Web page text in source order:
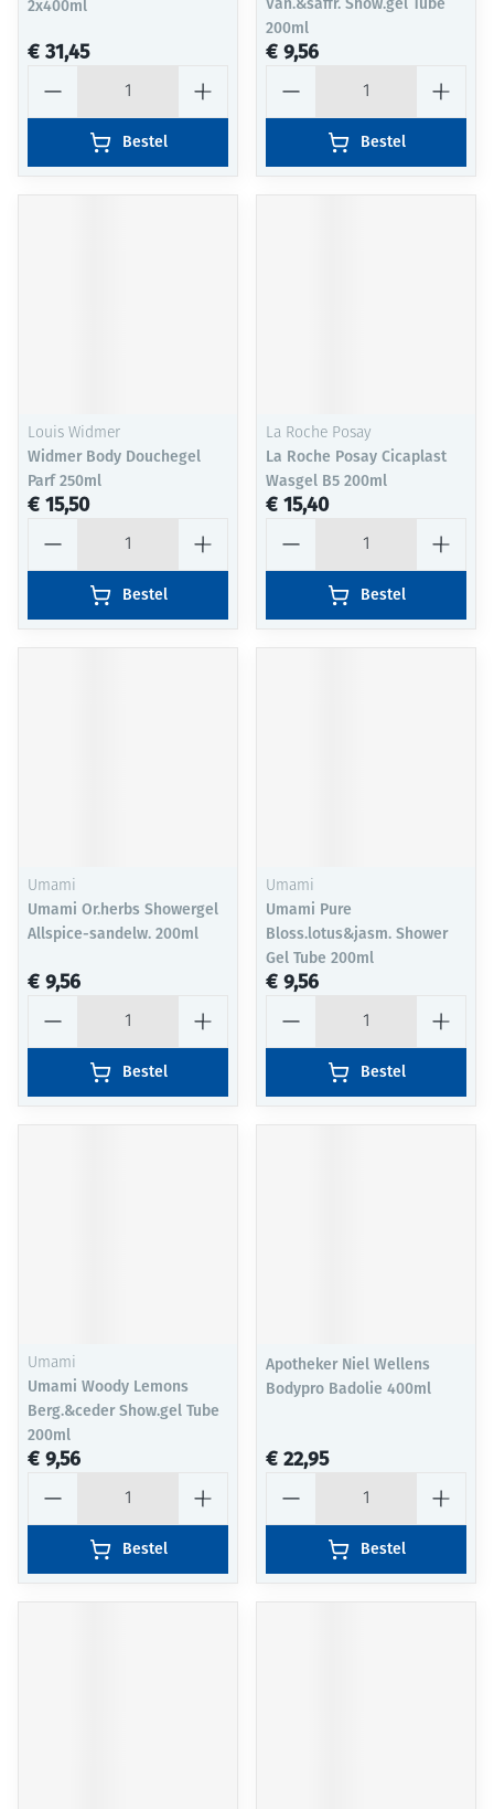
2x400ml
€ 31,45
Bestel
Van.&saffr. Show.gel Tube
200ml
€ 9,56
Bestel
Louis Widmer
Widmer Body Douchegel
Parf 250ml
€ 15,50
Bestel
La Roche Posay
La Roche Posay Cicaplast
Wasgel B5 200ml
€ 15,40
Bestel
Umami
Umami Or.herbs Showergel
Allspice-sandelw. 200ml
€ 9,56
Bestel
Umami
Umami Pure
Bloss.lotus&jasm. Shower
Gel Tube 200ml
€ 9,56
Bestel
Umami
Umami Woody Lemons
Berg.&ceder Show.gel Tube
200ml
€ 9,56
Bestel
Apotheker Niel Wellens
Bodypro Badolie 400ml
€ 22,95
Bestel